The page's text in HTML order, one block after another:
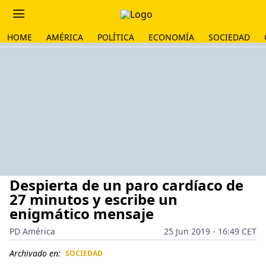
HOME AMÉRICA POLÍTICA ECONOMÍA SOCIEDAD
Despierta de un paro cardíaco de
27 minutos y escribe un
enigmático mensaje
PD América
25 Jun 2019 - 16:49 CET
Archivado en: SOCIEDAD